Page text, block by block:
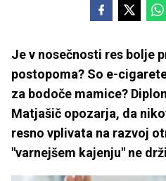
Je v nosečnosti res bolje
postopoma? So e-
za bodoče mamice?
Matjašič opozarja, da
resno vplivata na razvoj
"varnejšem kajenju" ne